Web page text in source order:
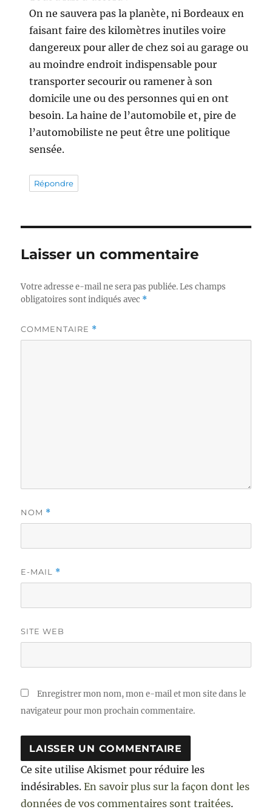
On ne sauvera pas la planète, ni Bordeaux en
faisant faire des kilomètres inutiles voire
dangereux pour aller de chez soi au garage ou
au moindre endroit indispensable pour
transporter secourir ou ramener à son
domicile une ou des personnes qui en ont
besoin. La haine de l’automobile et, pire de
l’automobiliste ne peut être une politique
sensée.
Répondre
Laisser un commentaire
Votre adresse e-mail ne sera pas publiée. Les champs
obligatoires sont indiqués avec *
COMMENTAIRE *
NOM *
E-MAIL *
SITE WEB
Enregistrer mon nom, mon e-mail et mon site dans le
navigateur pour mon prochain commentaire.
Ce site utilise Akismet pour réduire les
indésirables.En savoir plus sur la façon dont les
données de vos commentaires sont traitées.